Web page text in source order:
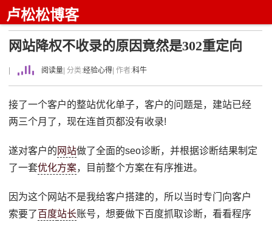
卢松松博客
网站降权不收录的原因竟然是302重定向
阅读量 | 分类:经验心得 | 作者:科牛
接了一个客户的整站优化单子，客户的问题是，建站已经
两三个月了，现在连首页都没有收录!
遂对客户的 网站做了全面的seo诊断，并根据诊断结果制定
了一套优化方案，目前整个方案在有序推进。
因为这个网站不是我给客户搭建的，所以当时专门向客户
索要了百度站长账号，想要做下百度抓取诊断，看看程序